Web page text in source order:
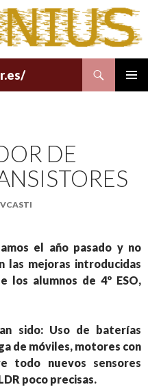
DE
VCASTI
el año pasado y no
las mejoras introducidas
los alumnos de 4º ESO,
sido: Uso de baterías
de móviles, motores con
todo nuevos sensores
poco precisas.